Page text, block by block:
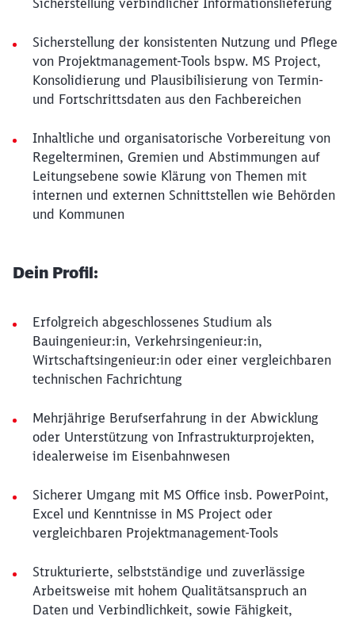
Sicherstellung verbindlicher Informationslieferung
Sicherstellung der konsistenten Nutzung und Pflege
von Projektmanagement-Tools bspw. MS Project,
Konsolidierung und Plausibilisierung von Termin-
und Fortschrittsdaten aus den Fachbereichen
Inhaltliche und organisatorische Vorbereitung von
Regelterminen, Gremien und Abstimmungen auf
Leitungsebene sowie Klärung von Themen mit
internen und externen Schnittstellen wie Behörden
und Kommunen
Dein Profil:
Erfolgreich abgeschlossenes Studium als
Bauingenieur:in, Verkehrsingenieur:in,
Wirtschaftsingenieur:in oder einer vergleichbaren
technischen Fachrichtung
Mehrjährige Berufserfahrung in der Abwicklung
oder Unterstützung von Infrastrukturprojekten,
idealerweise im Eisenbahnwesen
Sicherer Umgang mit MS Office insb. PowerPoint,
Excel und Kenntnisse in MS Project oder
vergleichbaren Projektmanagement-Tools
Strukturierte, selbstständige und zuverlässige
Arbeitsweise mit hohem Qualitätsanspruch an
Daten und Verbindlichkeit, sowie Fähigkeit,